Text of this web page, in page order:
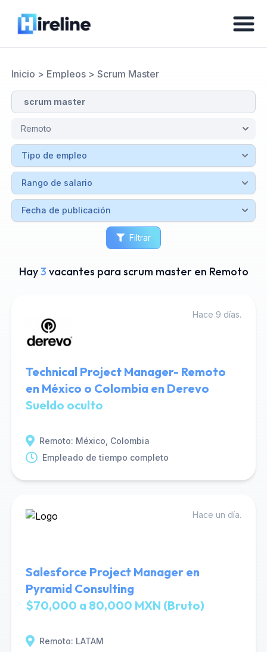
Inicio > Empleos> Scrum Master
Filtrar
Hay3 vacantes para scrum master en Remoto
Hace 9 días.
Technical Project Manager- Remoto
en México o Colombia en Derevo
Sueldo oculto
Remoto: México, Colombia
Empleado de tiempo completo
Hace un día.
Salesforce Project Manager en
Pyramid Consulting
$70,000 a 80,000 MXN (Bruto)
Remoto: LATAM